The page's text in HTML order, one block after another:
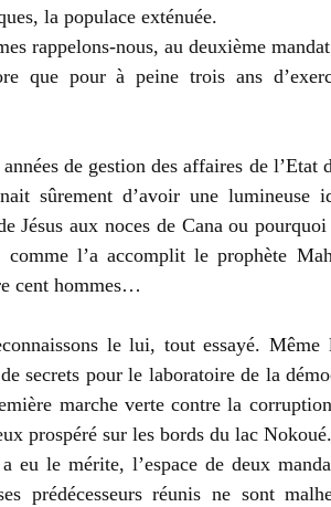
la populace exténuée.
rappelons-nous, au deuxième
que pour à peine trois ans
de gestion des affaires de
sûrement d’avoir une lumineuse
Jésus aux noces de Cana ou
comme l’a accomplit le prophète
cent hommes…
le lui, tout essayé. Même
secrets pour le laboratoire de la
marche verte contre la
prospéré sur les bords du lac Nokoué.
eu le mérite, l’espace de deux
prédécesseurs réunis ne sont